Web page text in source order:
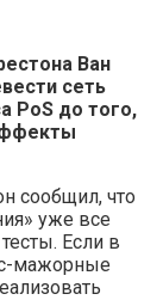
Ван
сеть
PoS до того,
сообщил, что
уже все
Если в
мажорные